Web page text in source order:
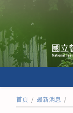
轉
至
主
要
內
首頁 / 最新消息 /